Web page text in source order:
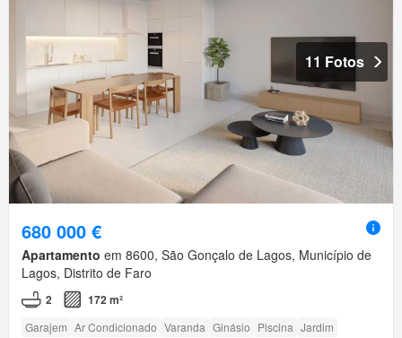
11 Fotos
680 000 €
Apartamento em 8600, São Gonçalo de Lagos, Município de
Lagos, Distrito de Faro
2 172 m²
Garajem Ar Condicionado Varanda Ginásio Piscina Jardim